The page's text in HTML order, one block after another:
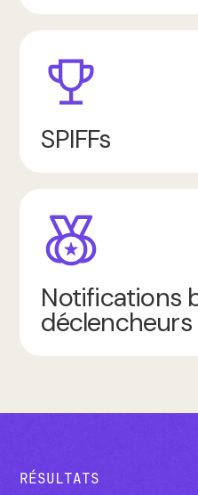
SPIFFs
Notifications
déclencheurs
RÉSULTATS